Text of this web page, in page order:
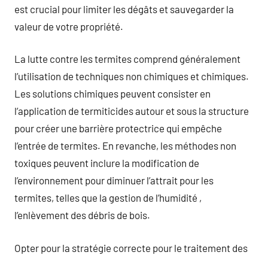
est crucial pour limiter les dégâts et sauvegarder la
valeur de votre propriété.
La lutte contre les termites comprend généralement
l’utilisation de techniques non chimiques et chimiques.
Les solutions chimiques peuvent consister en
l’application de termiticides autour et sous la structure
pour créer une barrière protectrice qui empêche
l’entrée de termites. En revanche, les méthodes non
toxiques peuvent inclure la modification de
l’environnement pour diminuer l’attrait pour les
termites, telles que la gestion de l’humidité ,
l’enlèvement des débris de bois.
Opter pour la stratégie correcte pour le traitement des